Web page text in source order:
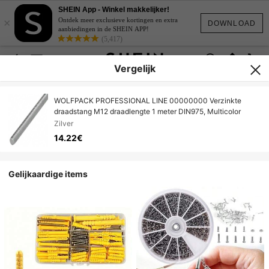
DOWNLOAD
×
SHEIN App - Winkel makkelijker!
Ontdek meer exclusieve kortingen en extra
aanbiedingen in de SHEIN APP!
(5,417)
Vergelijk
WOLFPACK PROFESSIONAL LINE 00000000 Verzinkte
draadstang M12 draadlengte 1 meter DIN975, Multicolor
Zilver
14.22€
Gelijkaardige items